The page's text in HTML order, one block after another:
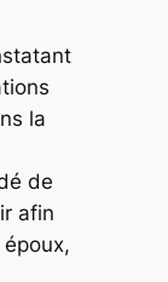
la
de
afin